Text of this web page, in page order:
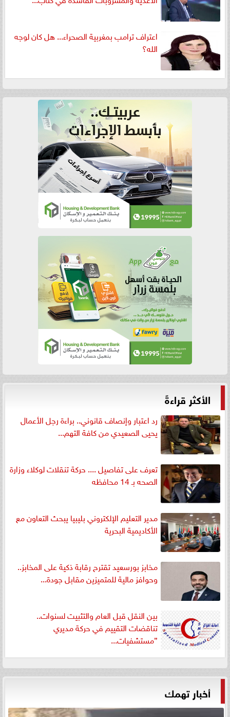
اعتراف ترامب بمغربية الصحراء... هل كان لوجه
الله؟
الأكثر قراءةً
رد اعتبار وإنصاف قانوني.. براءة رجل الأعمال
يحيى الصعيدي من كافة التهم...
تعرف على تفاصيل .... حركة تنقلات لوكلاء وزارة
الصحه بـ 14 محافظه
مدير التعليم الإلكتروني بليبيا يبحث التعاون مع
الأكاديمية البحرية
مخابز بورسعيد تقترح رقابة ذكية على المخابز..
وحوافز مالية للمتميزين مقابل جودة...
بين النقل قبل العام والتثبيت لسنوات..
تناقضات التقييم في حركة مديري
”مستشفيات...
أخبار تهمك